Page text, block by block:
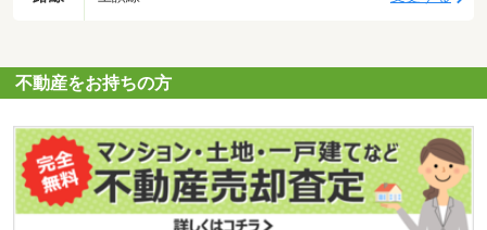
不動産をお持ちの方